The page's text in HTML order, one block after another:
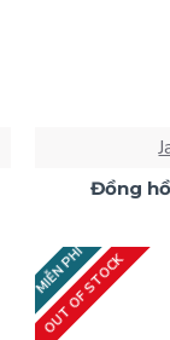
Đồng
MIỄN PHÍ
OUT OF STOCK